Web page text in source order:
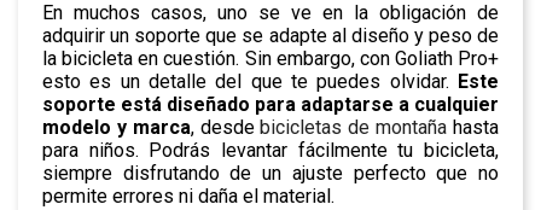
En muchos casos, uno se ve en la obligación de
adquirir un soporte que se adapte al diseño y peso de
la bicicleta en cuestión. Sin embargo, con Goliath Pro+
esto es un detalle del que te puedes olvidar. Este
soporte está diseñado para adaptarse a cualquier
modelo y marca, desdebicicletas de montaña hasta
para niños. Podrás levantar fácilmente tu bicicleta,
siempre disfrutando de un ajuste perfecto que no
permite errores ni daña el material.